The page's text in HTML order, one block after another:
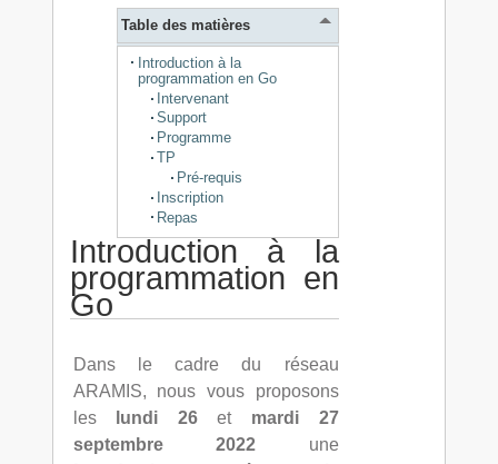
Table des matières
Introduction à la
programmation en Go
Intervenant
Support
Programme
TP
Pré-requis
Inscription
Repas
Introduction à la
programmation en
Go
Dans le cadre du réseau
ARAMIS, nous vous proposons
les
lundi 26et mardi 27
septembre 2022 une